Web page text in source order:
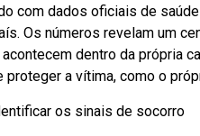
com dados oficiais de
Os números revelam um
dentro da própria
proteger a vítima, como o
os sinais de socorro